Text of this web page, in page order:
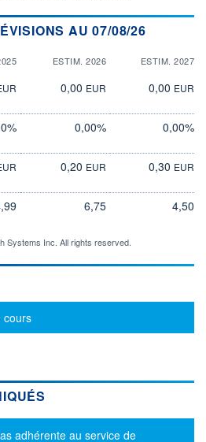
AU 07/08/26
ESTIM. 2026 ESTIM. 2027
0,00 EUR 0,00 EUR
0,00% 0,00%
0,20 EUR 0,30 EUR
6,75 4,50
Systems Inc. All rights reserved.
cours
adhérente au service de